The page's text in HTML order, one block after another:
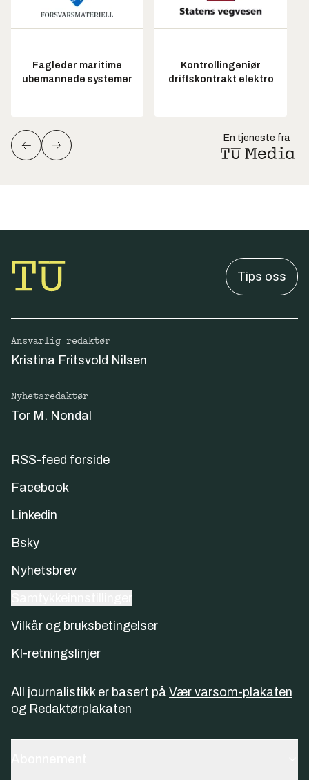
Fagleder maritime
ubemannede systemer
Kontrollingeniør
driftskontrakt elektro
En tjeneste fra
Tips oss
Ansvarlig redaktør
Kristina Fritsvold Nilsen
Nyhetsredaktør
Tor M. Nondal
RSS-feed forside
Facebook
Linkedin
Bsky
Nyhetsbrev
Vilkår og bruksbetingelser
KI-retningslinjer
All journalistikk er basert på Vær varsom-plakaten
og Redaktørplakaten